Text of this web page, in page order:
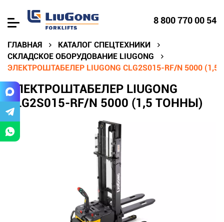
8 800 770 00 54
ГЛАВНАЯ
КАТАЛОГ СПЕЦТЕХНИКИ
СКЛАДСКОЕ ОБОРУДОВАНИЕ LIUGONG
ЭЛЕКТРОШТАБЕЛЕР LIUGONG CLG2S015-RF/N 5000
ЭЛЕКТРОШТАБЕЛЕР LIUGONG
CLG2S015-RF/N 5000 (1,5 ТОННЫ)